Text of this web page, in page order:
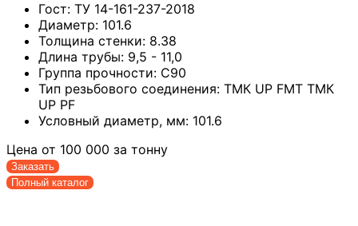
Гост: ТУ 14-161-237-2018
Диаметр: 101.6
Толщина стенки: 8.38
Длина трубы: 9,5 - 11,0
Группа прочности: C90
Тип резьбового соединения: ТМК UP FMT ТМК
UP PF
Условный диаметр, мм: 101.6
Цена от 100 000 за тонну
Заказать
Полный каталог